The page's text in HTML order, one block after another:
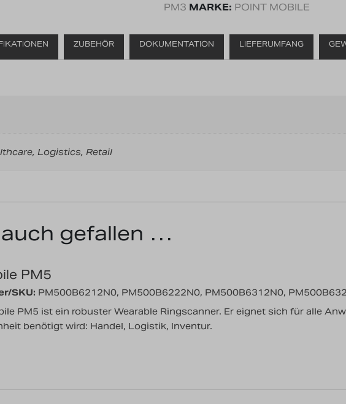
PM3 MARKE: POINT MOBILE
ZUBEHÖR DOKUMENTATION LIEFERUMFANG
Logistics, Retail
gefallen …
PM5
SKU: PM500B6212N0, PM500B6222N0, PM500B6312N0,
PM5 ist ein robuster Wearable Ringscanner. Er eignet sich für alle
benötigt wird: Handel, Logistik, Inventur.